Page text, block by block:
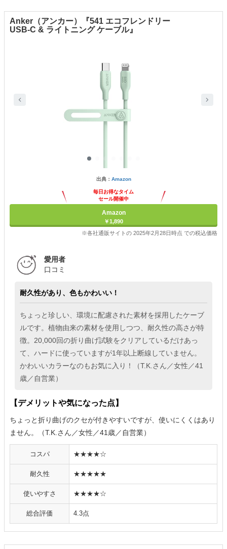
Anker（アンカー）『541 エコフレンドリー
USB-C & ライトニング ケーブル』
出典： Amazon
毎日お得なタイム
セール開催中
Amazon
￥1,890
※各社通販サイトの 2025年2月28日時点 での税込価格
愛用者
口コミ
耐久性があり、色もかわいい！
ちょっと珍しい、環境に配慮された素材を採用したケーブ
ルです。植物由来の素材を使用しつつ、耐久性の高さが特
徴。20,000回の折り曲げ試験をクリアしているだけあっ
て、ハードに使っていますが1年以上断線していません。
かわいいカラーなのもお気に入り！（T.K.さん／女性／41
歳／自営業）
【デメリットや気になった点】
ちょっと折り曲げのクセが付きやすいですが、使いにくくはあり
ません。（T.K.さん／女性／41歳／自営業）
コスパ ★★★★☆
耐久性 ★★★★★
使いやすさ ★★★★☆
総合評価 4.3点